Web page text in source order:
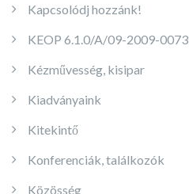
Kapcsolódj hozzánk!
KEOP 6.1.0/A/09-2009-0073
Kézművesség, kisipar
Kiadványaink
Kitekintő
Konferenciák, találkozók
Közösség